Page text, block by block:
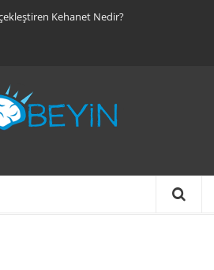
Kehanet Nedir?